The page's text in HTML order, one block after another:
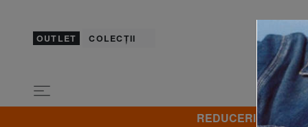
OUTLET COLECȚII
REDUCERI!